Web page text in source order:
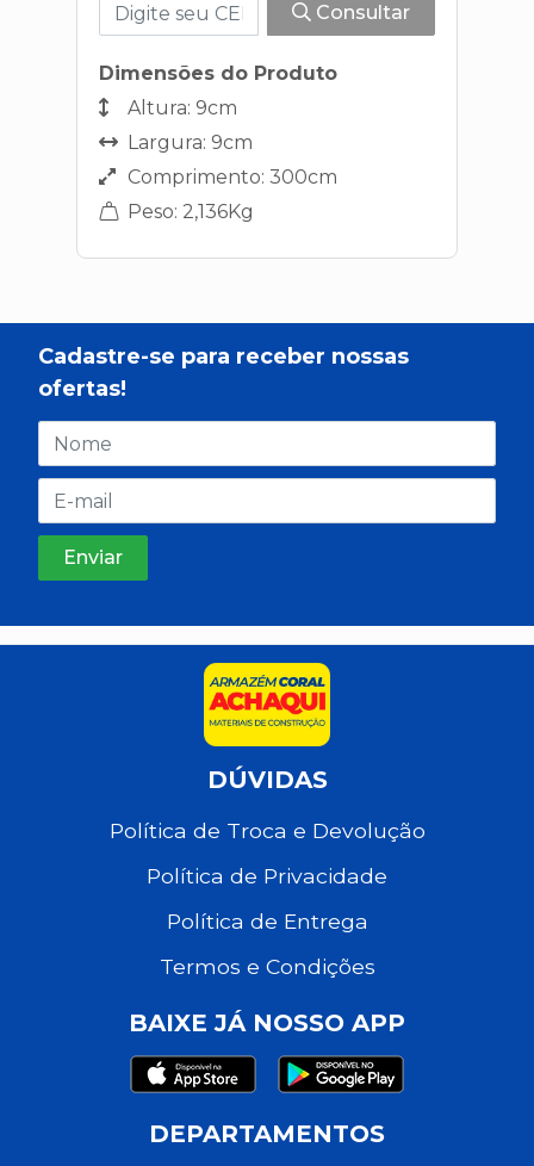
Consultar
Dimensões do Produto
Altura: 9cm
Largura: 9cm
Comprimento: 300cm
Peso: 2,136Kg
Cadastre-se para receber nossas
ofertas!
DÚVIDAS
Política de Troca e Devolução
Política de Privacidade
Política de Entrega
Termos e Condições
BAIXE JÁ NOSSO APP
DEPARTAMENTOS